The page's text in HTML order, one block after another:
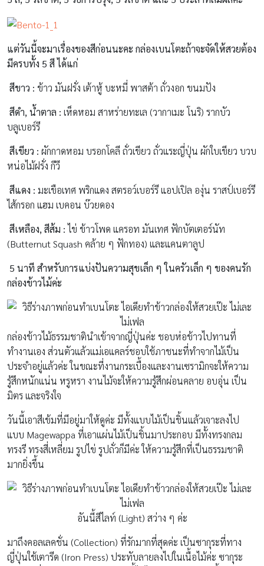
แต่วันนี้จะมาเรื่องของสีก่อนนะคะ กล่องเบนโตะถ้าจะจัดให้สวยต้อง
มีครบทั้ง 5 สี ได้แก่
สีขาว : ข้าว มันฝรั่ง เต้าหู้ บะหมี่ พาสต้า ถั่วงอก ขนมปัง
สีดำ, น้ำตาล : เห็ดหอม สาหร่ายทะเล (วากาเมะ โนริ) รากบัว
บลูเบอร์รี
สีเขียว : ผักกาดหอม บรอกโคลี ถั่วเขียว ถั่วแระญี่ปุ่น ผักใบเขียว บวบ
หน่อไม้ฝรั่ง กีวี
สีแดง : มะเขือเทศ พริกแดง สตรอว์เบอร์รี แอปเปิล องุ่น ราสป์เบอร์รี
ไส้กรอก แฮม เบคอน บ๊วยดอง
สีเหลือง, สีส้ม :ไข่ ข้าวโพด แครอท มันเทศ ฟักบัตเตอร์นัท
(Butternut Squash คล้าย ๆ ฟักทอง) และแคนตาลูป
5 นาที สำหรับการแบ่งปันความสุขเล็ก ๆ ในครัวเล็ก ๆ ของคนรัก
กล่องข้าวไม้ค่ะ
กล่องข้าวไม้ธรรมชาตินำเข้าจากญี่ปุ่นค่ะ ชอบห่อข้าวไปทานที่
ทำงานเอง ส่วนตัวแล้วแม่เอแคลร์ชอบใช้ภาชนะที่ทำจากไม้เป็น
ประจำอยู่แล้วค่ะ ในขณะที่งานกระเบื้องและงานเซรามิกจะให้ความ
รู้สึกหนักแน่น หรูหรา งานไม้จะให้ความรู้สึกผ่อนคลาย อบอุ่น เป็น
มิตร และจริงใจ
วันนี้เอาสีเข้มที่มีอยู่มาให้ดูค่ะ มีทั้งแบบไม้เป็นชิ้นแล้วเจาะลงไป
แบบ Magewappa ที่เอาแผ่นไม้เป็นชิ้นมาประกอบ มีทั้งทรงกลม
ทรงรี ทรงสี่เหลี่ยม รูปไข่ รูปถั่วก็มีค่ะ ให้ความรู้สึกที่เป็นธรรมชาติ
มากยิ่งขึ้น
อันนี้สีไลท์ (Light) สว่าง ๆ ค่ะ
มาถึงคอลเลคชั่น (Collection) ที่รักมากที่สุดค่ะ เป็นซากุระที่ทาง
ญี่ปุ่นใช้เตารีด (Iron Press) ประทับลายลงไปในเนื้อไม้ค่ะ ซากุระ